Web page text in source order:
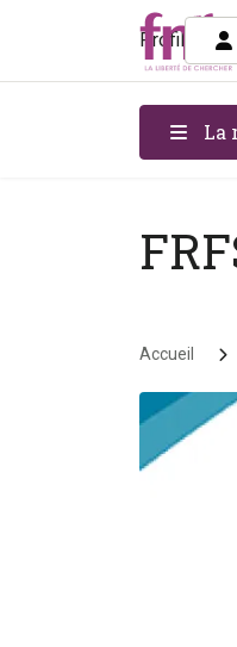
Profil
La
Fil d'Ariane
Accueil